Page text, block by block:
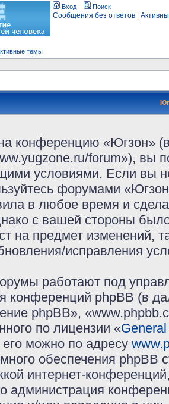
Вход Поиск
Сообщения без ответов
темы
конференцию «Югзон»
forum»), вы
условиями. Если вы
форумами
в любое время и
с вашей стороны
на предмет изменений,
исправления
работают под
конференций phpBB (в
phpBB»,
по лицензии «
его можно по адресу
обеспечения phpBB
интернет-
администрация